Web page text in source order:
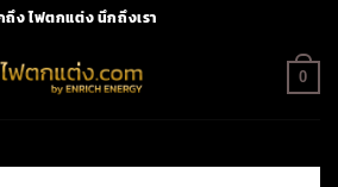
ถึง ไฟตกแต่ง นึกถึงเรา
0